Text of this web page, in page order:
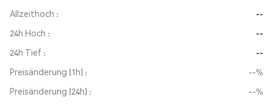
Allzeithoch
--
24h Hoch
--
24h Tief
--
Preisänderung (1h)
--%
Preisänderung (24h)
--%